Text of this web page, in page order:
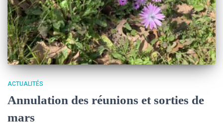
ACTUALITÉS
Annulation des réunions et sorties de
mars